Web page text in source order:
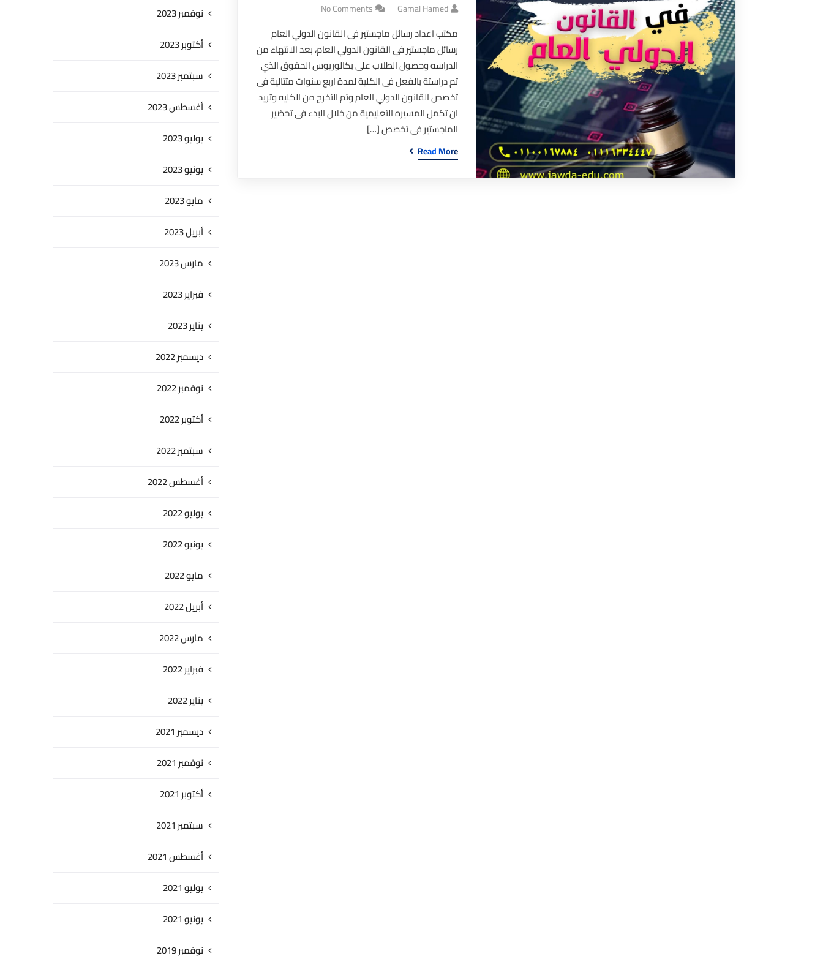
Gamal Hamed
No Comments
مكتب اعداد رسائل ماجستير فى القانون الدولي العام
رسائل ماجستير في القانون الدولي العام، بعد الانتهاء من
الدراسه وحصول الطلاب على بكالوريوس الحقوق الذي
تم دراستة بالفعل فى الكلية لمدة اربع سنوات متتالية فى
تخصص القانون الدولي العام وتم التخرج من الكليه وتريد
ان تكمل المسيره التعليمية من خلال البدء فى تحضير
الماجستير فى تخصص […]
Read More
نوفمبر 2023
أكتوبر 2023
سبتمبر 2023
أغسطس 2023
يوليو 2023
يونيو 2023
مايو 2023
أبريل 2023
مارس 2023
فبراير 2023
يناير 2023
ديسمبر 2022
نوفمبر 2022
أكتوبر 2022
سبتمبر 2022
أغسطس 2022
يوليو 2022
يونيو 2022
مايو 2022
أبريل 2022
مارس 2022
فبراير 2022
يناير 2022
ديسمبر 2021
نوفمبر 2021
أكتوبر 2021
سبتمبر 2021
أغسطس 2021
يوليو 2021
يونيو 2021
نوفمبر 2019